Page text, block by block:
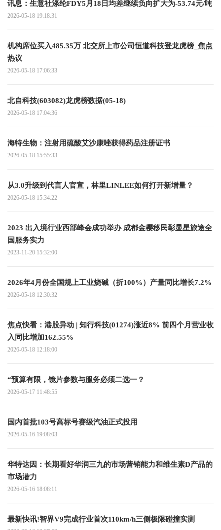
讯息：生意社涤纶FDY5月18日均差继续负向扩大为-53.74元/吨
2026-05-18 19:18:31
机构席位买入485.35万 北交所上市公司恒道科技登龙虎榜_焦点
热议
2026-05-18 17:06:33
北自科技(603082)龙虎榜数据(05-18)
2026-05-18 17:04:36
海特生物：注射用硫酸艾沙康唑获得药品注册证书
2026-05-18 15:55:33
从3.0升级到代言人官宣，林里LINLEE如何打开新增量？
2026-05-18 15:34:22
2023 出入境行业西部峰会成功举办 成都金樱移民彰显星旅途全
国服务实力
2023-11-20 15:32:00
2026年4月份全国规上工业烧碱（折100%）产量同比增长7.2%
2026-05-18 12:30:32
焦点快看：港股异动 | 知行科技(01274)涨近8% 前四个月营业收
入同比增加162.55%
2026-05-18 12:18:00
“预算有限，镜片参数与服务必须二选一？
2026-05-17 11:48:55
国内首批103号高标号赛级汽油正式投用
2026-05-16 19:08:03
华特达因：长期看好华润三九的市场营销能力和维生素D产品的
市场潜力
2026-05-16 18:08:11
最新快讯!智界V9完成行业首次110km/h三侧极限碰撞实测